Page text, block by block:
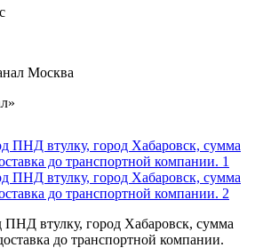
втулку, город Хабаровск, сумма
до транспортной компании.